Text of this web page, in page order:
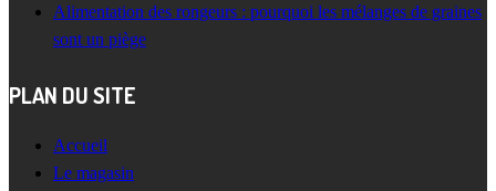
Alimentation des rongeurs : pourquoi les mélanges de graines
sont un piège
PLAN DU SITE
Accueil
Le magasin